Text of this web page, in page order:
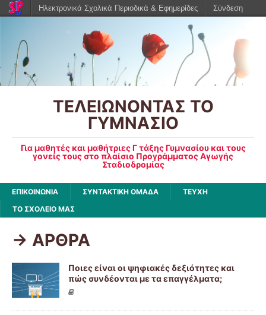
ΤΕΛΕΙΩΝΟΝΤΑΣ ΤΟ
ΓΥΜΝΑΣΙΟ
Για μαθητές και μαθήτριες Γ τάξης Γυμνασίου και τους
γονείς τους στο πλαίσιο Προγράμματος Αγωγής
Σταδιοδρομίας
ΕΠΙΚΟΙΝΩΝΙΑ ΣΥΝΤΑΚΤΙΚΗ ΟΜΑΔΑ
ΤΕΥΧΗ
ΤΟ ΣΧΟΛΕΙΟ ΜΑΣ
-> ΑΡΘΡΑ
Ποιες είναι οι ψηφιακές δεξιότητες και
πώς συνδέονται με τα επαγγέλματα;
Ηλεκτρονικά Σχολικά Περιοδικά & Εφημερίδες Σύνδεση